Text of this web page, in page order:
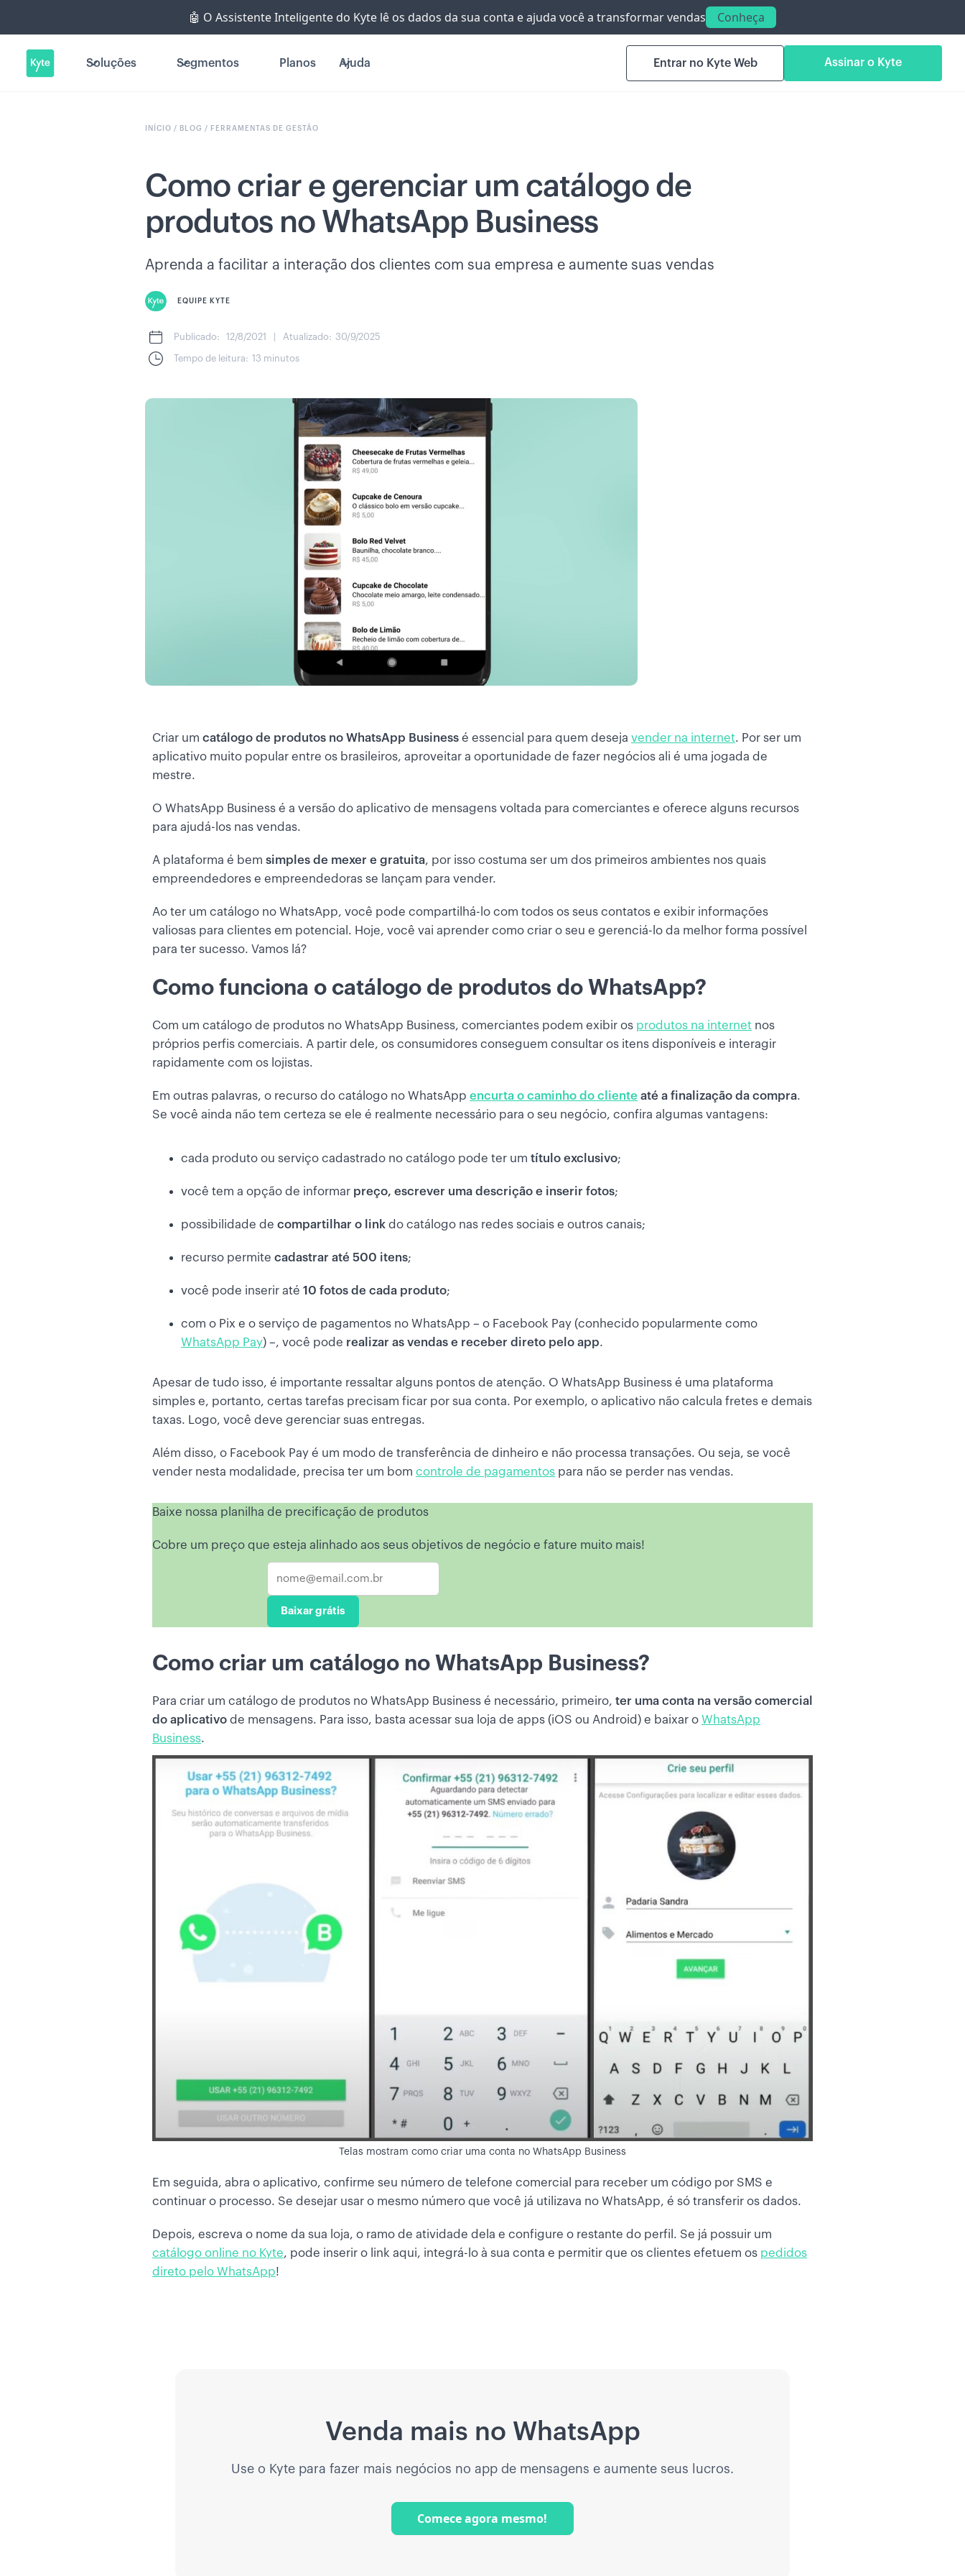
🤖 O Assistente Inteligente do Kyte lê os dados da sua conta e ajuda você a transformar vendas Conheça
Soluções Segmentos Planos Ajuda Entrar no Kyte Web Assinar o Kyte
INÍCIO / BLOG / FERRAMENTAS DE GESTÃO
Como criar e gerenciar um catálogo de
produtos no WhatsApp Business
Aprenda a facilitar a interação dos clientes com sua empresa e aumente suas vendas
EQUIPE KYTE
Publicado: 12/8/2021 Atualizado: 30/9/2025
Tempo de leitura: 13 minutos
Criar um catálogo de produtos no WhatsApp Business é essencial para quem deseja vender na internet. Por ser um
aplicativo muito popular entre os brasileiros, aproveitar a oportunidade de fazer negócios ali é uma jogada de
mestre.
O WhatsApp Business é a versão do aplicativo de mensagens voltada para comerciantes e oferece alguns recursos
para ajudá-los nas vendas.
A plataforma é bem simples de mexer e gratuita, por isso costuma ser um dos primeiros ambientes nos quais
empreendedores e empreendedoras se lançam para vender.
Ao ter um catálogo no WhatsApp, você pode compartilhá-lo com todos os seus contatos e exibir informações
valiosas para clientes em potencial. Hoje, você vai aprender como criar o seu e gerenciá-lo da melhor forma possível
para ter sucesso. Vamos lá?
Como funciona o catálogo de produtos do WhatsApp?
Com um catálogo de produtos no WhatsApp Business, comerciantes podem exibir os produtos na internet nos
próprios perfis comerciais. A partir dele, os consumidores conseguem consultar os itens disponíveis e interagir
rapidamente com os lojistas.
Em outras palavras, o recurso do catálogo no WhatsApp encurta o caminho do cliente até a finalização da compra.
Se você ainda não tem certeza se ele é realmente necessário para o seu negócio, confira algumas vantagens:
cada produto ou serviço cadastrado no catálogo pode ter um título exclusivo;
você tem a opção de informar preço, escrever uma descrição e inserir fotos;
possibilidade de compartilhar o link do catálogo nas redes sociais e outros canais;
recurso permite cadastrar até 500 itens;
você pode inserir até 10 fotos de cada produto;
com o Pix e o serviço de pagamentos no WhatsApp – o Facebook Pay (conhecido popularmente como
WhatsApp Pay) –, você pode realizar as vendas e receber direto pelo app.
Apesar de tudo isso, é importante ressaltar alguns pontos de atenção. O WhatsApp Business é uma plataforma
simples e, portanto, certas tarefas precisam ficar por sua conta. Por exemplo, o aplicativo não calcula fretes e demais
taxas. Logo, você deve gerenciar suas entregas.
Além disso, o Facebook Pay é um modo de transferência de dinheiro e não processa transações. Ou seja, se você
vender nesta modalidade, precisa ter um bom controle de pagamentos para não se perder nas vendas.
Baixe nossa planilha de precificação de produtos
Cobre um preço que esteja alinhado aos seus objetivos de negócio e fature muito mais!
Baixar grátis
Como criar um catálogo no WhatsApp Business?
Para criar um catálogo de produtos no WhatsApp Business é necessário, primeiro, ter uma conta na versão comercial
do aplicativo de mensagens. Para isso, basta acessar sua loja de apps (iOS ou Android) e baixar o WhatsApp
Business.
Telas mostram como criar uma conta no WhatsApp Business
Em seguida, abra o aplicativo, confirme seu número de telefone comercial para receber um código por SMS e
continuar o processo. Se desejar usar o mesmo número que você já utilizava no WhatsApp, é só transferir os dados.
Depois, escreva o nome da sua loja, o ramo de atividade dela e configure o restante do perfil. Se já possuir um
catálogo online no Kyte, pode inserir o link aqui, integrá-lo à sua conta e permitir que os clientes efetuem os pedidos
direto pelo WhatsApp!
Venda mais no WhatsApp
Use o Kyte para fazer mais negócios no app de mensagens e aumente seus lucros.
Comece agora mesmo!